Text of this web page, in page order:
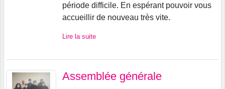
période difficile. En espérant pouvoir vous
accueillir de nouveau très vite.
Lire la suite
Assemblée générale